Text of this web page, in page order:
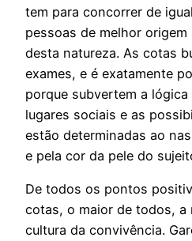
tem para concorrer de
pessoas de melhor origem
desta natureza. As cotas
exames, e é exatamente
porque subvertem a
lugares sociais e as
estão determinadas ao
e pela cor da pele do
De todos os pontos
cotas, o maior de todos, a
cultura da convivência.